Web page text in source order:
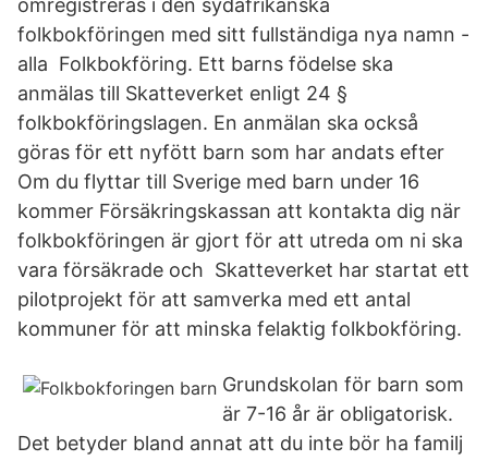
omregistreras i den sydafrikanska
folkbokföringen med sitt fullständiga nya namn -
alla Folkbokföring. Ett barns födelse ska
anmälas till Skatteverket enligt 24 §
folkbokföringslagen. En anmälan ska också
göras för ett nyfött barn som har andats efter
Om du flyttar till Sverige med barn under 16
kommer Försäkringskassan att kontakta dig när
folkbokföringen är gjort för att utreda om ni ska
vara försäkrade och Skatteverket har startat ett
pilotprojekt för att samverka med ett antal
kommuner för att minska felaktig folkbokföring.
Grundskolan för barn som
är 7-16 år är obligatorisk.
Det betyder bland annat att du inte bör ha familj